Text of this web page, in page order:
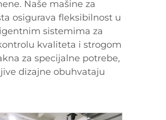
Naše mašine za
osigurava fleksibilnost u
sistemima za
kvaliteta i strogom
za specijalne potrebe,
dizajne obuhvataju